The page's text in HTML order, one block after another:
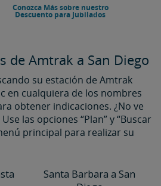
Conozca Más sobre nuestro
Descuento para Jubilados
de Amtrak a San Diego
su estación de Amtrak
en cualquiera de los nombres
obtener indicaciones. ¿No ve
las opciones “Plan” y “Buscar
principal para realizar su
Santa Barbara a San